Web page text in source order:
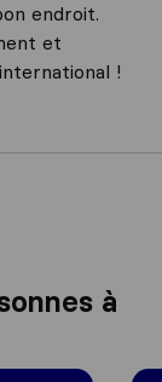
endroit.
et
!
à